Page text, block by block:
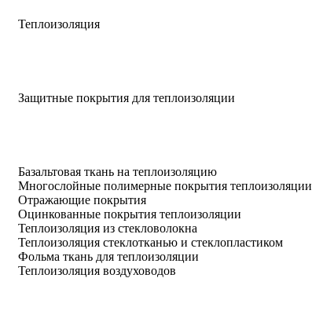
Теплоизоляция
Защитные покрытия для теплоизоляции
Базальтовая ткань на теплоизоляцию
Многослойные полимерные покрытия теплоизоляции
Отражающие покрытия
Оцинкованные покрытия теплоизоляции
Теплоизоляция из стекловолокна
Теплоизоляция стеклотканью и стеклопластиком
Фольма ткань для теплоизоляции
Теплоизоляция воздуховодов